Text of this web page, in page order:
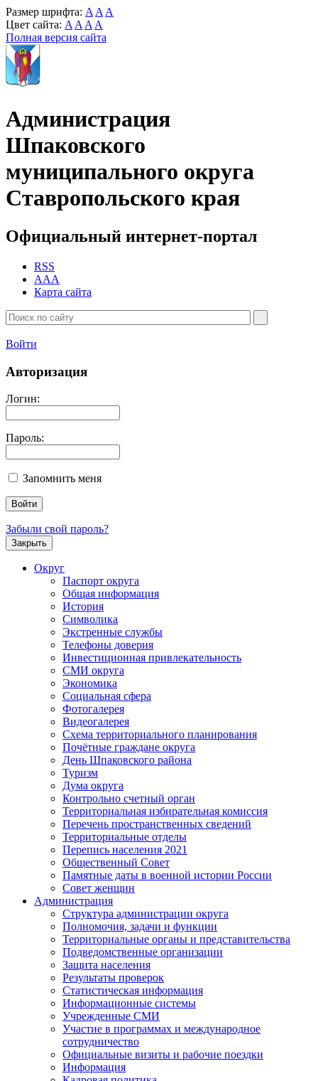
Размер шрифта: A A A
Цвет сайта: A A A A
Полная версия сайта
Администрация
Шпаковского
муниципального округа
Ставропольского края
Официальный интернет-портал
RSS
AAA
Карта сайта
Войти
Авторизация
Логин:
Пароль:
Запомнить меня
Забыли свой пароль?
Закрыть
Округ
Паспорт округа
Общая информация
История
Символика
Экстренные службы
Телефоны доверия
Инвестиционная привлекательность
СМИ округа
Экономика
Социальная сфера
Фотогалерея
Видеогалерея
Схема территориального планирования
Почётные граждане округа
День Шпаковского района
Туризм
Дума округа
Контрольно счетный орган
Территориальная избирательная комиссия
Перечень пространственных сведений
Территориальные отделы
Перепись населения 2021
Общественный Совет
Памятные даты в военной истории России
Совет женщин
Администрация
Структура администрации округа
Полномочия, задачи и функции
Территориальные органы и представительства
Подведомственные организации
Защита населения
Результаты проверок
Статистическая информация
Информационные системы
Учрежденные СМИ
Участие в программах и международное
сотрудничество
Официальные визиты и рабочие поездки
Информация